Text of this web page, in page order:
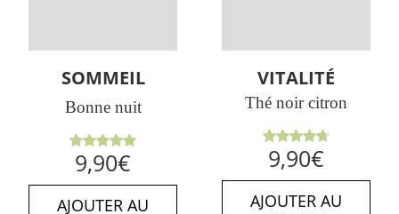
SOMMEIL
Bonne nuit
Note5.00
sur 5
9,90€
AJOUTER AU
VITALITÉ
Thé noir citron
Note
4.75sur
5
9,90€
AJOUTER AU